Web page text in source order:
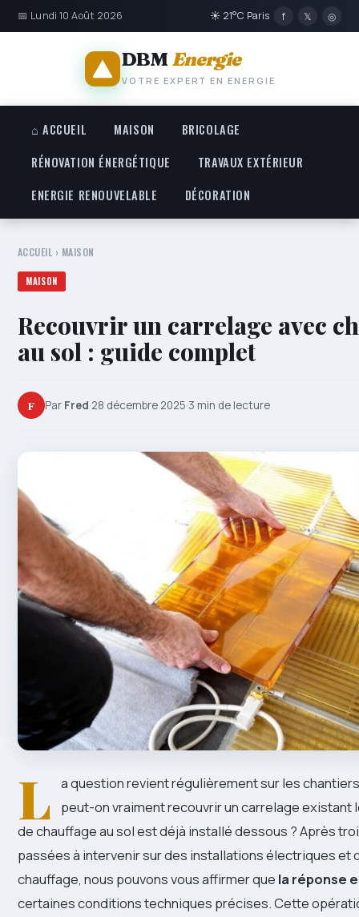
📅 Lundi 10 Août 2026 ☀ 21°C Paris f 𝕏 ◎
DBMEnergie
VOTRE EXPERT EN ENERGIE
⌂ ACCUEIL MAISON
BRICOLAGE
RÉNOVATION ÉNERGÉTIQUE
TRAVAUX EXTÉRIEUR
ENERGIE RENOUVELABLE
DÉCORATION
ACCUEIL › MAISON
MAISON
Recouvrir un carrelage avec
au sol : guide complet
F Par Fred·28 décembre 2025·3 min de lecture
L a question revient régulièrement sur les
peut-on vraiment recouvrir un carrelage existant
de chauffage au sol est déjà installé dessous ? Après
passées à intervenir sur des installations électriques et
chauffage, nous pouvons vous affirmer que la réponse
certaines conditions techniques précises. Cette